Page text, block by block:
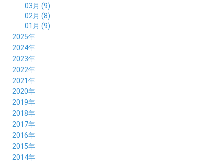
03月 (9)
02月 (8)
01月 (9)
2025年
12月 (10)
11月 (8)
10月 (8)
09月 (8)
08月 (9)
07月 (7)
06月 (9)
05月 (8)
04月 (8)
03月 (9)
02月 (8)
01月 (8)
2024年
12月 (8)
11月 (9)
10月 (8)
09月 (9)
08月 (7)
07月 (8)
06月 (8)
05月 (8)
04月 (8)
03月 (8)
02月 (9)
2023年
12月 (8)
11月 (8)
10月 (8)
09月 (8)
08月 (9)
07月 (9)
06月 (8)
05月 (9)
04月 (9)
03月 (8)
2022年
12月 (9)
11月 (5)
10月 (4)
09月 (5)
08月 (4)
07月 (4)
06月 (5)
05月 (5)
04月 (2)
2021年
12月 (6)
11月 (4)
10月 (3)
09月 (7)
08月 (5)
07月 (4)
06月 (6)
05月 (6)
2020年
12月 (3)
11月 (6)
10月 (7)
09月 (7)
08月 (5)
07月 (5)
06月 (7)
2019年
12月 (9)
11月 (5)
10月 (7)
09月 (11)
08月 (6)
07月 (5)
2018年
12月 (6)
11月 (7)
10月 (6)
09月 (8)
08月 (4)
2017年
12月 (6)
11月 (4)
10月 (5)
2016年
12月 (7)
11月 (4)
2015年
12月 (6)
2014年